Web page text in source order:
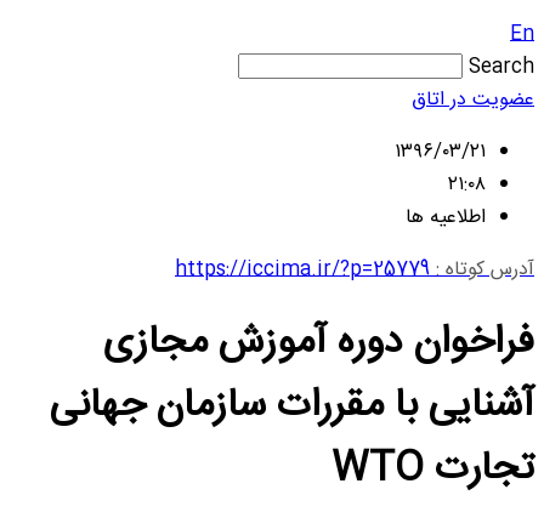
En
Search
عضویت در اتاق
۱۳۹۶/۰۳/۲۱
۲۱:۰۸
اطلاعیه ها
آدرس کوتاه :https://iccima.ir/?p=25779
فراخوان دوره آموزش مجازی
آشنایی با مقررات سازمان جهانی
تجارت WTO